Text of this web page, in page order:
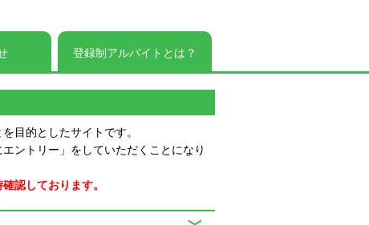
登録制アルバイトとは？
目的としたサイトです。
ントリー」をしていただくことになり
認しております。